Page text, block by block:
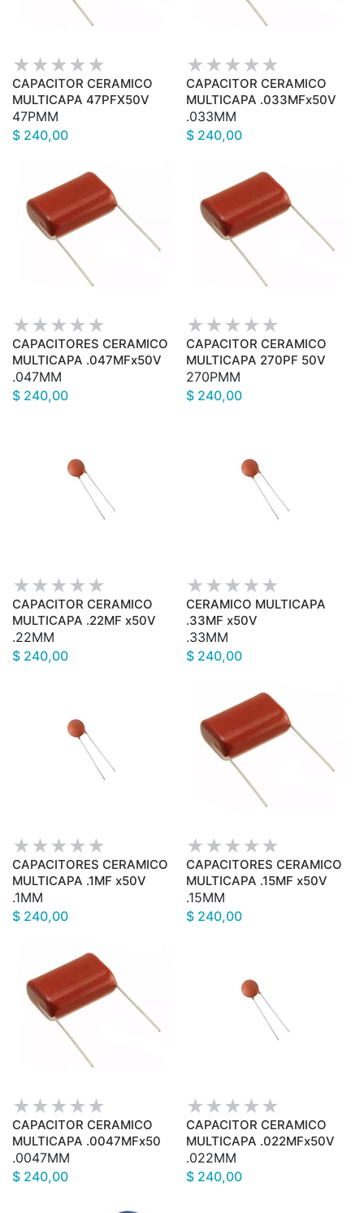
CAPACITOR CERAMICO
MULTICAPA 47PFX50V
47PMM
$ 240,00
CAPACITOR CERAMICO
MULTICAPA .033MFx50V
.033MM
$ 240,00
CAPACITORES CERAMICO
MULTICAPA .047MFx50V
.047MM
$ 240,00
CAPACITOR CERAMICO
MULTICAPA 270PF 50V
270PMM
$ 240,00
CAPACITOR CERAMICO
MULTICAPA .22MF x50V
.22MM
$ 240,00
CERAMICO MULTICAPA
.33MF x50V
.33MM
$ 240,00
CAPACITORES CERAMICO
MULTICAPA .1MF x50V
.1MM
$ 240,00
CAPACITORES CERAMICO
MULTICAPA .15MF x50V
.15MM
$ 240,00
CAPACITOR CERAMICO
MULTICAPA .0047MFx50
.0047MM
$ 240,00
CAPACITOR CERAMICO
MULTICAPA .022MFx50V
.022MM
$ 240,00